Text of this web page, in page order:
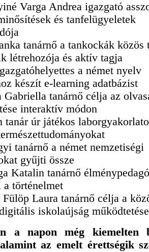
Varga Andrea igazgató
és tanfelügyeletek
tanárnő a tankockák közös
létrehozója és aktív tagja
a német nyelv
készít e-learning adatbázist
Gabriella tanárnő célja az
interaktív módon
tanár úr játékos
tanárnő a német nemzetiségi
gyűjti össze
Katalin tanárnő
történelmet
Fülöp Laura tanárnő célja a
iskolaújság működtetése
a napon még kiemelten
az emelt érettségik